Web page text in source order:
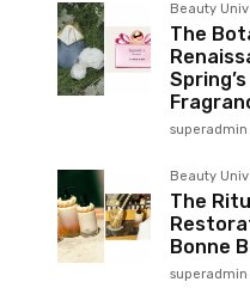
Beauty
The
superadmin
Beauty
The
Bonne
superadmin